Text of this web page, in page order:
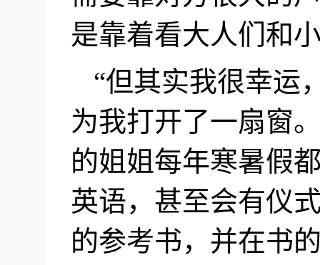
是靠着看大人们和
“但其实我很幸运
为我打开了一扇窗
的姐姐每年寒暑假
英语，甚至会有仪
的参考书，并在书